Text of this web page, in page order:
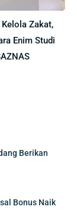
Zakat,
Enim Studi
Berikan
Bonus Naik